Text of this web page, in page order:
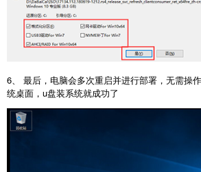
6、 最后，电脑会多次重启并进行部署，无需操
统桌面，u盘装系统就成功了